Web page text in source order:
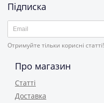
Підписка
Отримуйте тільки корисні статті!
Про магазин
Статті
Доставка